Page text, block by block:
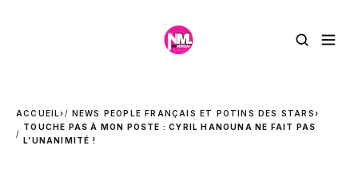
ACCUEIL› NEWS PEOPLE FRANÇAIS ET POTINS DES STARS›
TOUCHE PAS À MON POSTE : CYRIL HANOUNA NE FAIT PAS
L’UNANIMITÉ !